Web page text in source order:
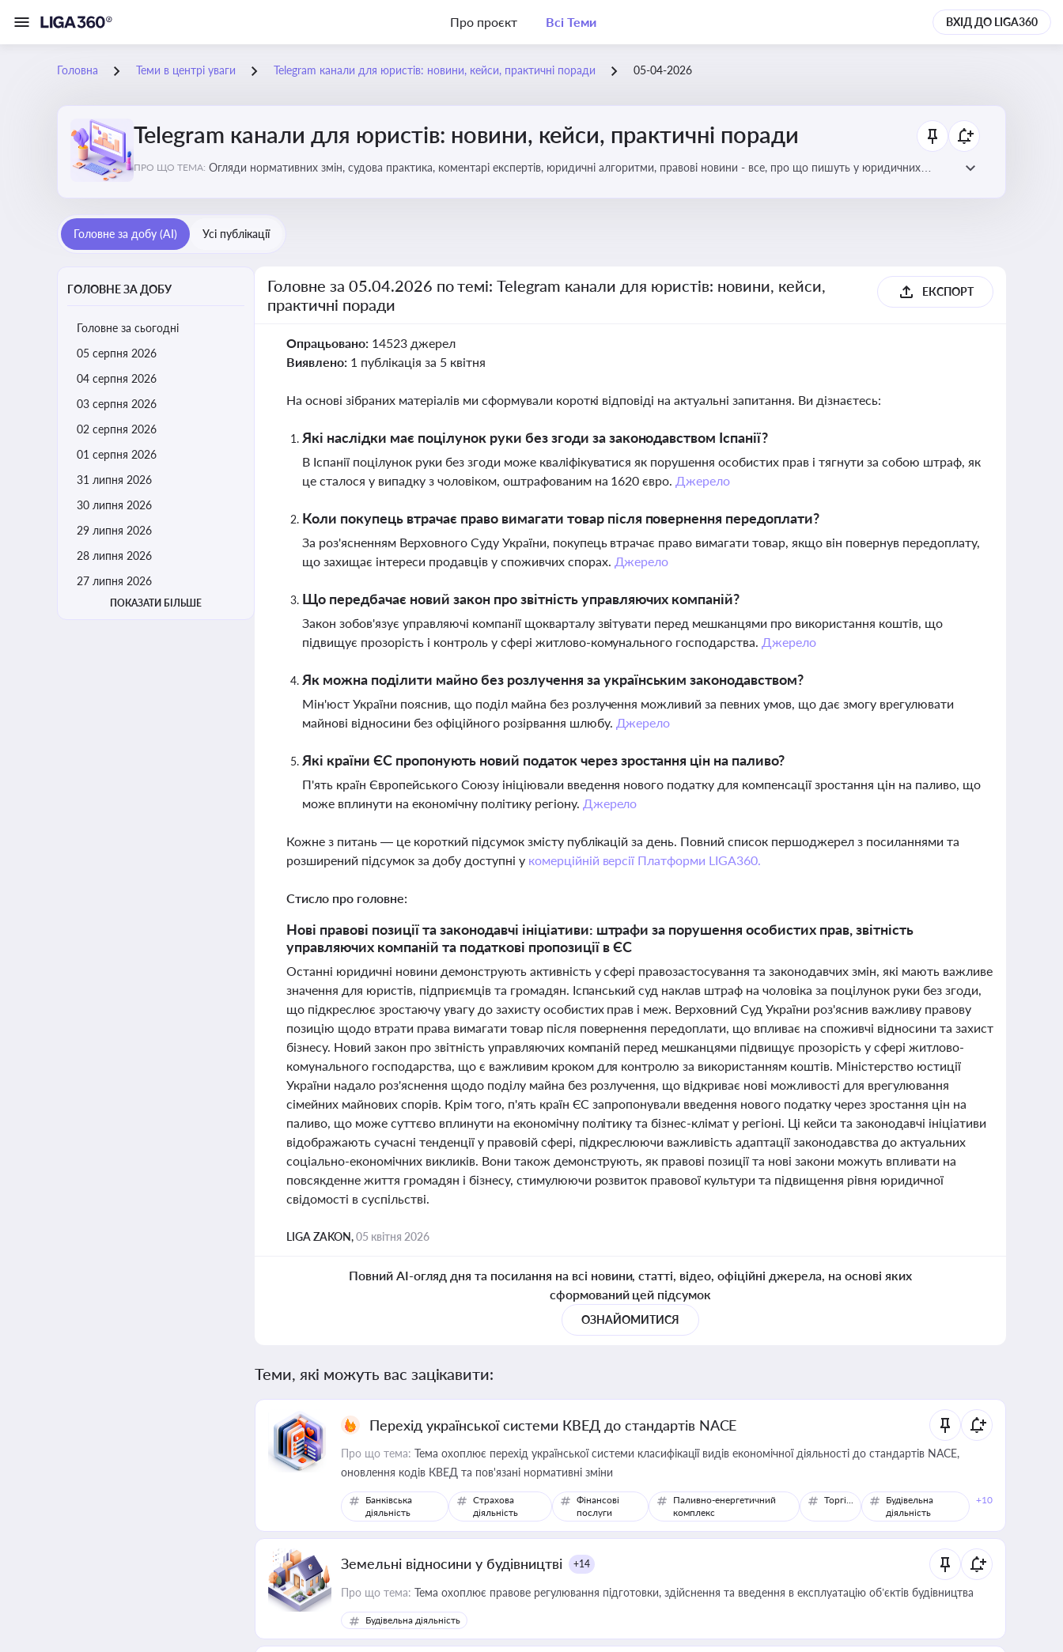
Про проєкт Всі Теми ВХІД ДО LIGA360
Головна Теми в центрі уваги Telegram канали для юристів: новини, кейси, практичні поради 05-04-2026
Telegram канали для юристів: новини, кейси, практичні поради
ПРО ЩО ТЕМА: Огляди нормативних змін, судова практика, коментарі експертів, юридичні алгоритми, правові новини - все, про що пишуть у юридичних
Головне за добу (AI) Усі публікації
ГОЛОВНЕ ЗА ДОБУ
Головне за сьогодні
05 серпня 2026
04 серпня 2026
03 серпня 2026
02 серпня 2026
01 серпня 2026
31 липня 2026
30 липня 2026
29 липня 2026
28 липня 2026
27 липня 2026
ПОКАЗАТИ БІЛЬШЕ
Головне за 05.04.2026 по темі: Telegram канали для юристів: новини, кейси,
практичні поради
ЕКСПОРТ
Опрацьовано: 14523 джерел
Виявлено: 1 публікація за 5 квітня
На основі зібраних матеріалів ми сформували короткі відповіді на актуальні запитання. Ви дізнаєтесь:
Які наслідки має поцілунок руки без згоди за законодавством Іспанії?
В Іспанії поцілунок руки без згоди може кваліфікуватися як порушення особистих прав і тягнути за собою штраф, як
це сталося у випадку з чоловіком, оштрафованим на 1620 євро. Джерело
Коли покупець втрачає право вимагати товар після повернення передоплати?
За роз'ясненням Верховного Суду України, покупець втрачає право вимагати товар, якщо він повернув передоплату,
що захищає інтереси продавців у споживчих спорах. Джерело
Що передбачає новий закон про звітність управляючих компаній?
Закон зобов'язує управляючі компанії щокварталу звітувати перед мешканцями про використання коштів, що
підвищує прозорість і контроль у сфері житлово-комунального господарства. Джерело
Як можна поділити майно без розлучення за українським законодавством?
Мін'юст України пояснив, що поділ майна без розлучення можливий за певних умов, що дає змогу врегулювати
майнові відносини без офіційного розірвання шлюбу. Джерело
Які країни ЄС пропонують новий податок через зростання цін на паливо?
П'ять країн Європейського Союзу ініціювали введення нового податку для компенсації зростання цін на паливо, що
може вплинути на економічну політику регіону. Джерело
Кожне з питань — це короткий підсумок змісту публікацій за день. Повний список першоджерел з посиланнями та
розширений підсумок за добу доступні у комерційній версії Платформи LIGA360.
Стисло про головне:
Нові правові позиції та законодавчі ініціативи: штрафи за порушення особистих прав, звітність
управляючих компаній та податкові пропозиції в ЄС
Останні юридичні новини демонструють активність у сфері правозастосування та законодавчих змін, які мають важливе
значення для юристів, підприємців та громадян. Іспанський суд наклав штраф на чоловіка за поцілунок руки без згоди,
що підкреслює зростаючу увагу до захисту особистих прав і меж. Верховний Суд України роз'яснив важливу правову
позицію щодо втрати права вимагати товар після повернення передоплати, що впливає на споживчі відносини та захист
бізнесу. Новий закон про звітність управляючих компаній перед мешканцями підвищує прозорість у сфері житлово-
комунального господарства, що є важливим кроком для контролю за використанням коштів. Міністерство юстиції
України надало роз'яснення щодо поділу майна без розлучення, що відкриває нові можливості для врегулювання
сімейних майнових спорів. Крім того, п'ять країн ЄС запропонували введення нового податку через зростання цін на
паливо, що може суттєво вплинути на економічну політику та бізнес-клімат у регіоні. Ці кейси та законодавчі ініціативи
відображають сучасні тенденції у правовій сфері, підкреслюючи важливість адаптації законодавства до актуальних
соціально-економічних викликів. Вони також демонструють, як правові позиції та нові закони можуть впливати на
повсякденне життя громадян і бізнесу, стимулюючи розвиток правової культури та підвищення рівня юридичної
свідомості в суспільстві.
LIGA ZAKON,05 квітня 2026
Повний AI-огляд дня та посилання на всі новини, статті, відео, офіційні джерела, на основі яких
сформований цей підсумок
ОЗНАЙОМИТИСЯ
Теми, які можуть вас зацікавити:
Перехід української системи КВЕД до стандартів NACE
Про що тема: Тема охоплює перехід української системи класифікації видів економічної діяльності до стандартів NACE,
оновлення кодів КВЕД та пов'язані нормативні зміни
Банківська
діяльність
Страхова
діяльність
Фінансові
послуги
Паливно-енергетичний
комплекс
Торгівля
Будівельна
діяльність
+10
Земельні відносини у будівництві +14
Про що тема: Тема охоплює правове регулювання підготовки, здійснення та введення в експлуатацію об’єктів будівництва
Будівельна діяльність